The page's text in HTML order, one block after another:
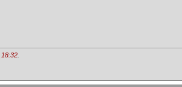
18:32